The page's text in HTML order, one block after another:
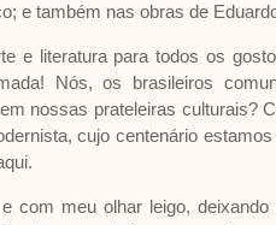
e também nas obras de
e literatura para todos os
Nós, os brasileiros
nossas prateleiras culturais?
cujo centenário
com meu olhar leigo,